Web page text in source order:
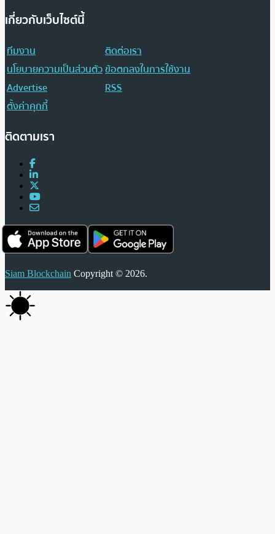
เกี่ยวกับเว็บไซต์นี้
ทีมงาน
ติดต่อเรา
นโยบายความเป็นส่วนตัวข้อตกลงในการใช้งาน
Advertise
RSS
ตั้งค่าคุกกี้
ติดตามเรา
Siam Blockchain Copyright © 2026.